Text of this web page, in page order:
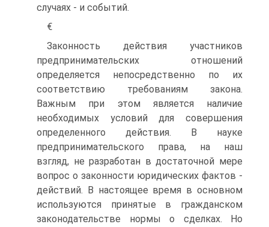
случаях - и событий.
€
Законность действия участников
предпринимательских отношений
определяется непосредственно по их
соответствию требованиям закона.
Важным при этом является наличие
необходимых условий для совершения
определенного действия. В науке
предпринимательского права, на наш
взгляд, не разработан в достаточной мере
вопрос о законности юридических фактов -
действий. В настоящее время в основном
используются принятые в гражданском
законодательстве нормы о сделках. Но